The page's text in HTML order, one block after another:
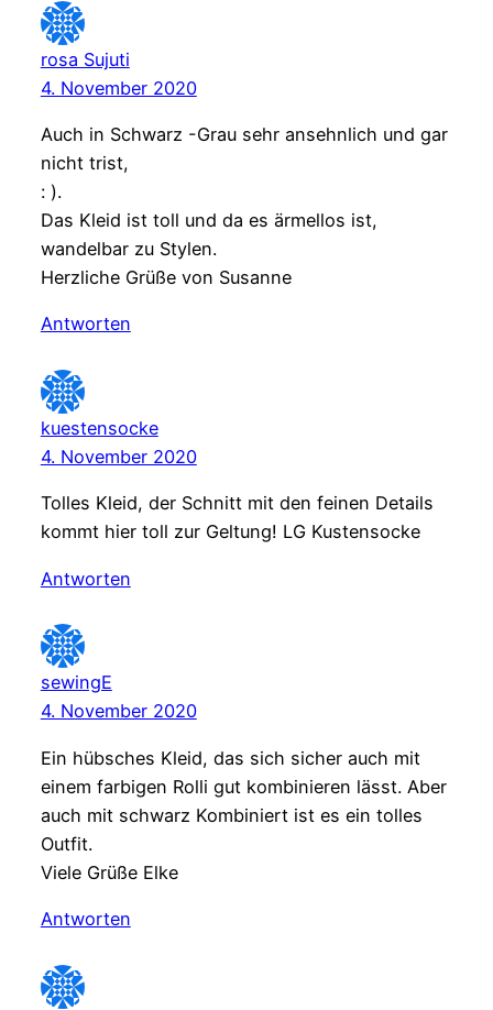
rosa Sujuti
4. November 2020
Auch in Schwarz -Grau sehr ansehnlich und gar
nicht trist,
: ).
Das Kleid ist toll und da es ärmellos ist,
wandelbar zu Stylen.
Herzliche Grüße von Susanne
Antworten
kuestensocke
4. November 2020
Tolles Kleid, der Schnitt mit den feinen Details
kommt hier toll zur Geltung! LG Kustensocke
Antworten
sewingE
4. November 2020
Ein hübsches Kleid, das sich sicher auch mit
einem farbigen Rolli gut kombinieren lässt. Aber
auch mit schwarz Kombiniert ist es ein tolles
Outfit.
Viele Grüße Elke
Antworten